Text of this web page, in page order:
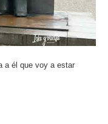
a él que voy a estar